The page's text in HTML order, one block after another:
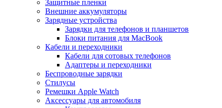
Защитные пленки
Внешние аккумуляторы
Зарядные устройства
Зарядки для телефонов и планшетов
Блоки питания для MacBook
Кабели и переходники
Кабели для сотовых телефонов
Адаптеры и переходники
Беспроводные зарядки
Стилусы
Ремешки Apple Watch
Аксессуары для автомобиля